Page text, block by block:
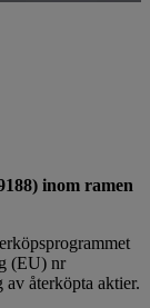
inom ramen
(EU) nr
återköpta aktier.